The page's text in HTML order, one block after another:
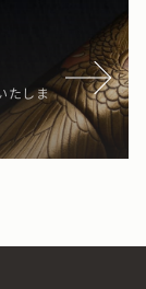
たしま